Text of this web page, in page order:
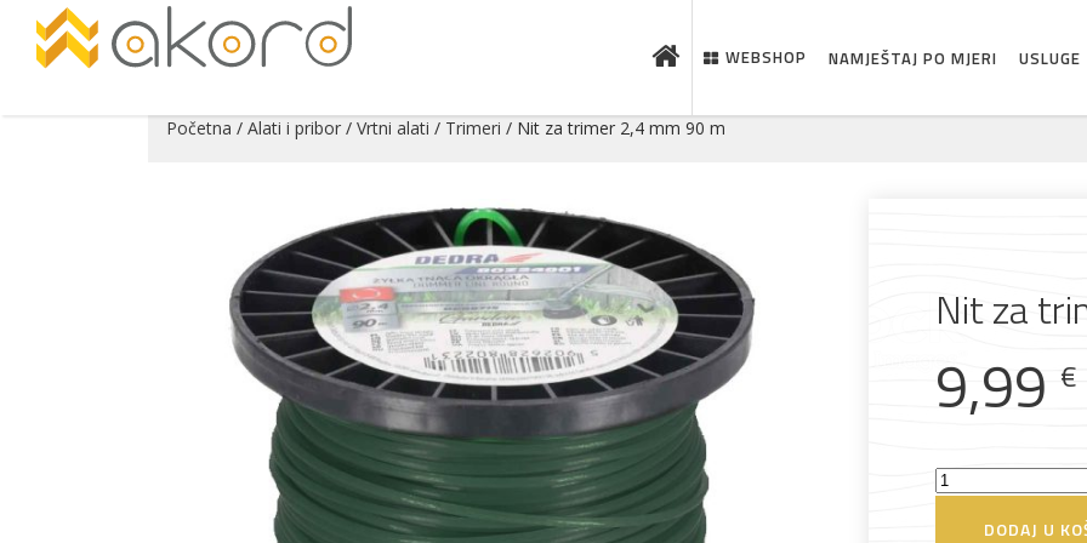
Pogledajte što je novo u ponudi
WEBSHOP NAMJEŠTAJ PO MJERI USLUGE
Početna / Alati i pribor / Vrtni alati / Trimeri / Nit za trimer 2,4 mm 90 m
Nit za
9,99 €
Nit
DODAJ U